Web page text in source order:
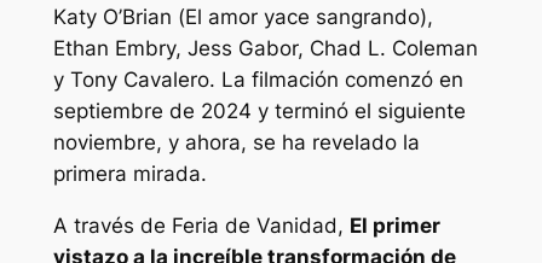
Katy O’Brian (El amor yace sangrando),
Ethan Embry, Jess Gabor, Chad L. Coleman
y Tony Cavalero. La filmación comenzó en
septiembre de 2024 y terminó el siguiente
noviembre, y ahora, se ha revelado la
primera mirada.
A través de Feria de Vanidad, El primer
vistazo a la increíble transformación de